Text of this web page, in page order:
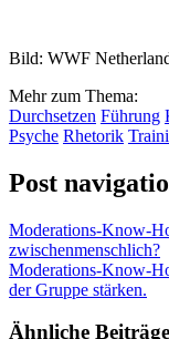
Bild: WWF
Mehr zum Thema:
Durchsetzen Führung
Psyche Rhetorik
Post
Moderations-Know-
zwischenmenschlich?
Moderations-Know-
der Gruppe stärken.
Ähnliche Beiträge